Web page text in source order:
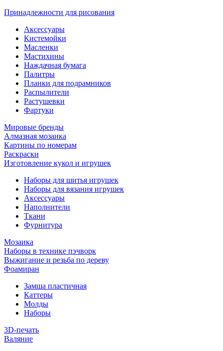
Принадлежности для рисования
Аксессуары
Кистемойки
Масленки
Мастихины
Наждачная бумага
Палитры
Планки для подрамников
Распылители
Растушевки
Фартуки
Мировые бренды
Алмазная мозаика
Картины по номерам
Раскраски
Изготовление кукол и игрушек
Наборы для шитья игрушек
Наборы для вязания игрушек
Аксессуары
Наполнители
Ткани
Фурнитура
Мозаика
Наборы в технике пэчворк
Выжигание и резьба по дереву
Фоамиран
Замша пластичная
Каттеры
Молды
Наборы
3D-печать
Валяние